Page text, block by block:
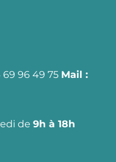
96 49 75 Mail :
de 9h à 18h